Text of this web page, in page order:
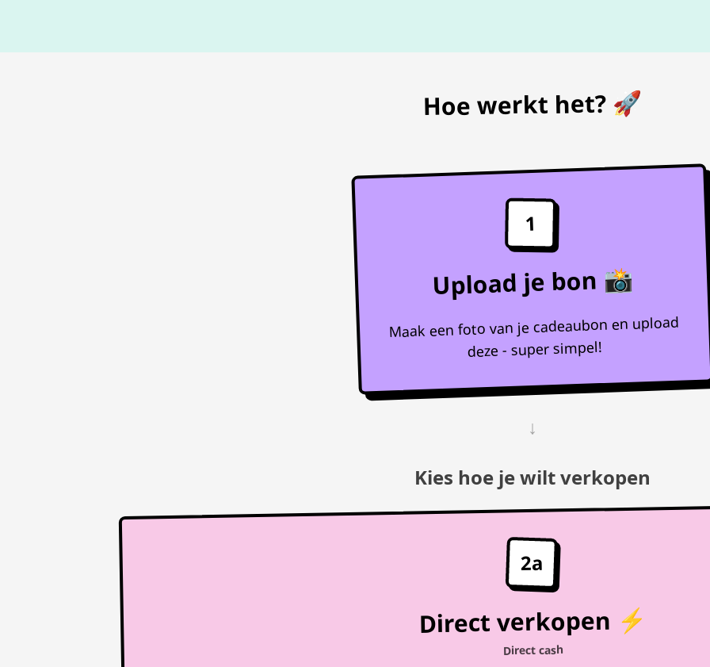
Hoe werkt het? 🚀
1
Upload je bon 📸
Maak een foto van je cadeaubon en upload
deze - super simpel!
↓
Kies hoe je wilt verkopen
2a
Direct verkopen ⚡
Direct cash